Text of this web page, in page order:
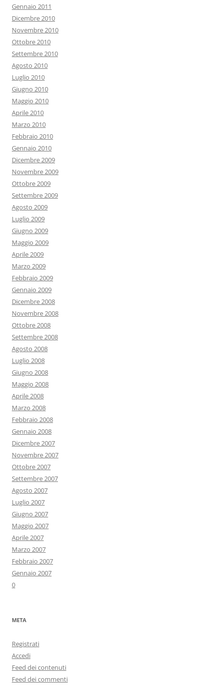
Gennaio 2011
Dicembre 2010
Novembre 2010
Ottobre 2010
Settembre 2010
Agosto 2010
Luglio 2010
Giugno 2010
Maggio 2010
Aprile 2010
Marzo 2010
Febbraio 2010
Gennaio 2010
Dicembre 2009
Novembre 2009
Ottobre 2009
Settembre 2009
Agosto 2009
Luglio 2009
Giugno 2009
Maggio 2009
Aprile 2009
Marzo 2009
Febbraio 2009
Gennaio 2009
Dicembre 2008
Novembre 2008
Ottobre 2008
Settembre 2008
Agosto 2008
Luglio 2008
Giugno 2008
Maggio 2008
Aprile 2008
Marzo 2008
Febbraio 2008
Gennaio 2008
Dicembre 2007
Novembre 2007
Ottobre 2007
Settembre 2007
Agosto 2007
Luglio 2007
Giugno 2007
Maggio 2007
Aprile 2007
Marzo 2007
Febbraio 2007
Gennaio 2007
0
META
Registrati
Accedi
Feed dei contenuti
Feed dei commenti